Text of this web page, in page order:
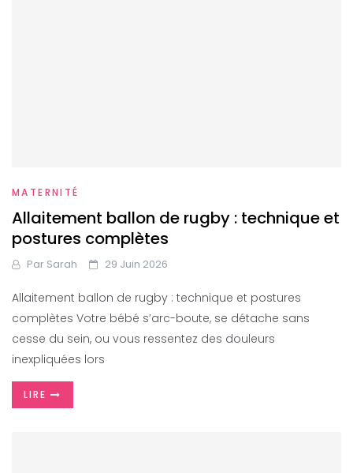
MATERNITÉ
Allaitement ballon de rugby : technique et
postures complètes
Par Sarah 29 Juin 2026
Allaitement ballon de rugby : technique et postures
complètes Votre bébé s’arc-boute, se détache sans
cesse du sein, ou vous ressentez des douleurs
inexpliquées lors
LIRE